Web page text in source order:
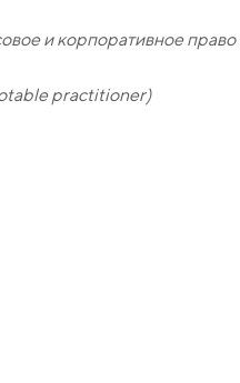
и корпоративное
practitioner)